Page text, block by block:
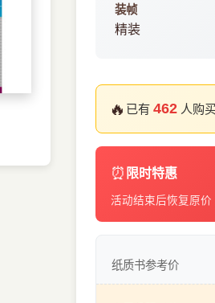
装帧
精装
🔥 已有 462人购
⏰ 限时特惠
活动结束后恢复原价
纸质书参考价